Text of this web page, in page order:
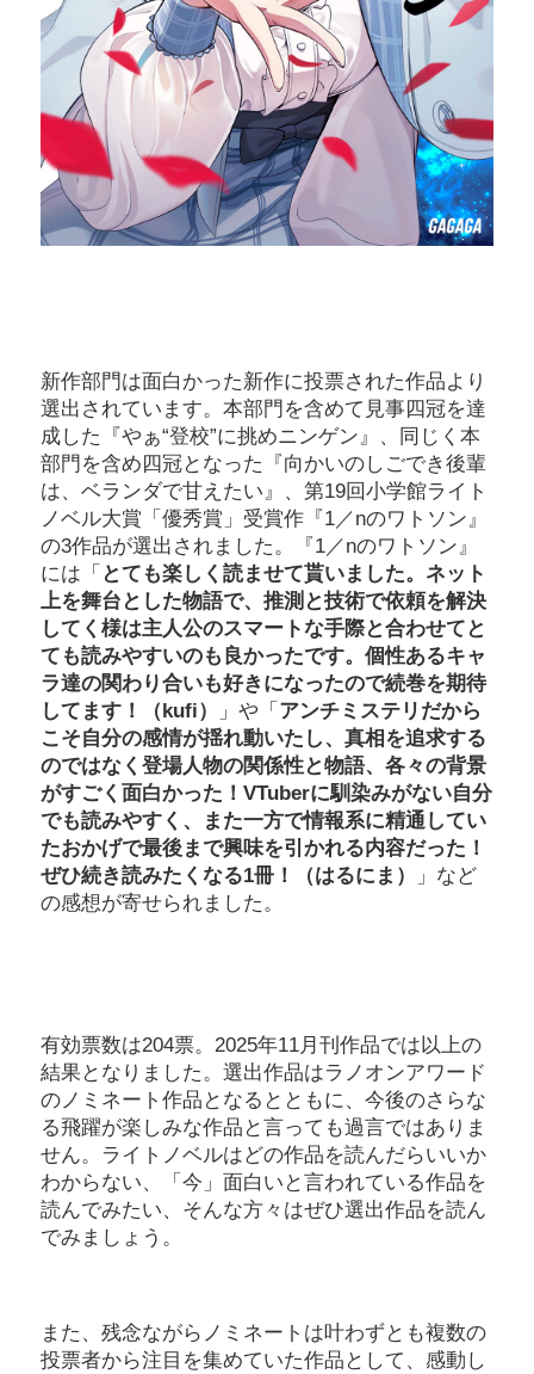
新作部門は面白かった新作に投票された作品より
選出されています。本部門を含めて見事四冠を達
成した『やぁ“登校”に挑めニンゲン』、同じく本
部門を含め四冠となった『向かいのしごでき後輩
は、ベランダで甘えたい』、第19回小学館ライト
ノベル大賞「優秀賞」受賞作『1／nのワトソン』
の3作品が選出されました。『1／nのワトソン』
には「 とても楽しく読ませて貰いました。ネット
上を舞台とした物語で、推測と技術で依頼を解決
してく様は主人公のスマートな手際と合わせてと
ても読みやすいのも良かったです。個性あるキャ
ラ達の関わり合いも好きになったので続巻を期待
してます！（kufi）
」や「 アンチミステリだから
こそ自分の感情が揺れ動いたし、真相を追求する
のではなく登場人物の関係性と物語、各々の背景
がすごく面白かった！VTuberに馴染みがない自分
でも読みやすく、また一方で情報系に精通してい
たおかげで最後まで興味を引かれる内容だった！
ぜひ続き読みたくなる1冊！（はるにま）
」など
の感想が寄せられました。
有効票数は204票。2025年11月刊作品では以上の
結果となりました。選出作品はラノオンアワード
のノミネート作品となるとともに、今後のさらな
る飛躍が楽しみな作品と言っても過言ではありま
せん。ライトノベルはどの作品を読んだらいいか
わからない、「今」面白いと言われている作品を
読んでみたい、そんな方々はぜひ選出作品を読ん
でみましょう。
また、残念ながらノミネートは叶わずとも複数の
投票者から注目を集めていた作品として、感動し